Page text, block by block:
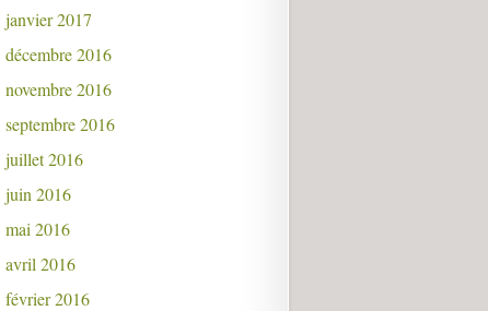
janvier 2017
décembre 2016
novembre 2016
septembre 2016
juillet 2016
juin 2016
mai 2016
avril 2016
février 2016